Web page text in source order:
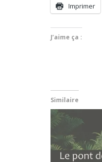
Imprimer
J’aime ça :
Similaire